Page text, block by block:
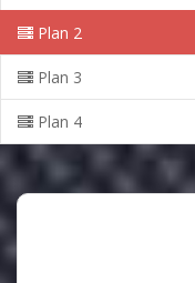
Plan 2
Plan 3
Plan 4